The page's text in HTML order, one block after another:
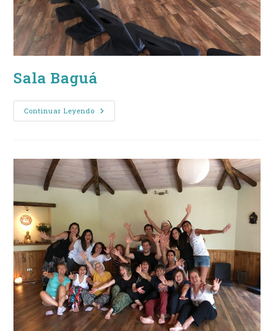
Sala Baguá
Continuar Leyendo Sala
Baguá